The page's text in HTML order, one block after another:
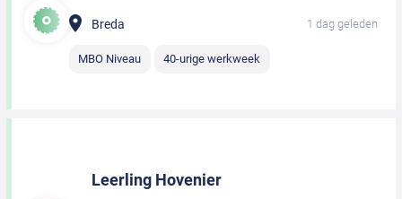
Breda 1 dag geleden
MBO Niveau 40-urige werkweek
Leerling Hovenier